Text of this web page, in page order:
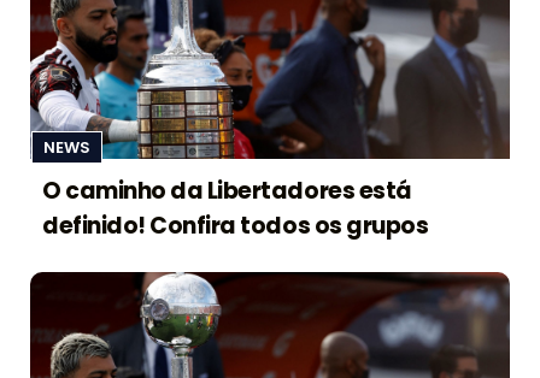
NEWS
O caminho da Libertadores está
definido! Confira todos os grupos